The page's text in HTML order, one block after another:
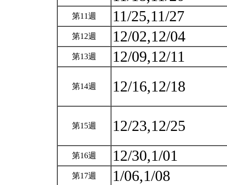
第11週 11/25,11/27
第12週 12/02,12/04
第13週 12/09,12/11
第14週 12/16,12/18
第15週 12/23,12/25
第16週 12/30,1/01
第17週 1/06,1/08